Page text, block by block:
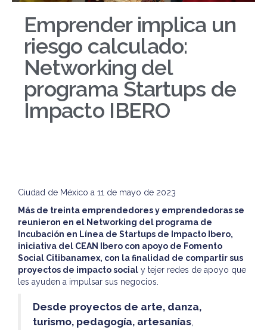
Emprender implica un
riesgo calculado:
Networking del
programa Startups de
Impacto IBERO
Ciudad de México a 11 de mayo de 2023
Más de treinta emprendedores y emprendedoras se
reunieron en el Networking del programa de
Incubación en Línea de Startups de Impacto Ibero,
iniciativa del CEAN Ibero con apoyo de Fomento
Social Citibanamex, con la finalidad de compartir sus
proyectos de impacto social y tejer redes de apoyo que
les ayuden a impulsar sus negocios.
Desde proyectos de arte, danza,
turismo, pedagogía, artesanías,